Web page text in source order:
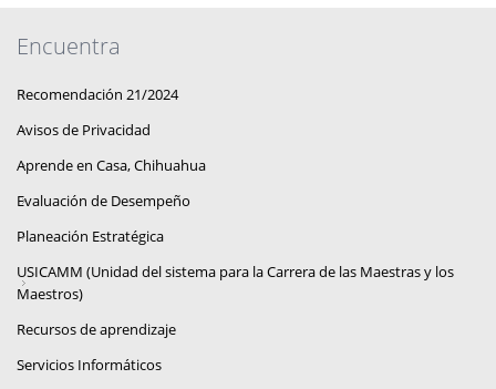
Encuentra
Recomendación 21/2024
Avisos de Privacidad
Aprende en Casa, Chihuahua
Evaluación de Desempeño
Planeación Estratégica
USICAMM (Unidad del sistema para la Carrera de las Maestras y los
Maestros)
Recursos de aprendizaje
Servicios Informáticos